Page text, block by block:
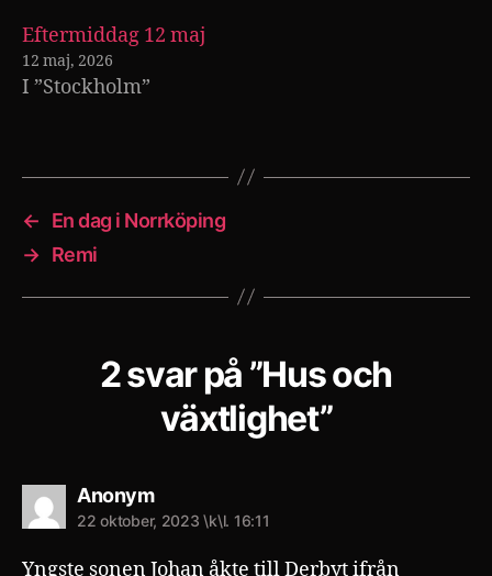
Eftermiddag 12 maj
12 maj, 2026
I ”Stockholm”
←
En dag i Norrköping
→ Remi
2 svar på ”Hus och
växtlighet”
Anonymsäger:
22 oktober, 2023 \k\l. 16:11
Yngste sonen Johan åkte till Derbyt ifrån